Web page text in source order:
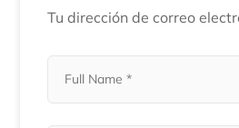
Tu dirección de correo